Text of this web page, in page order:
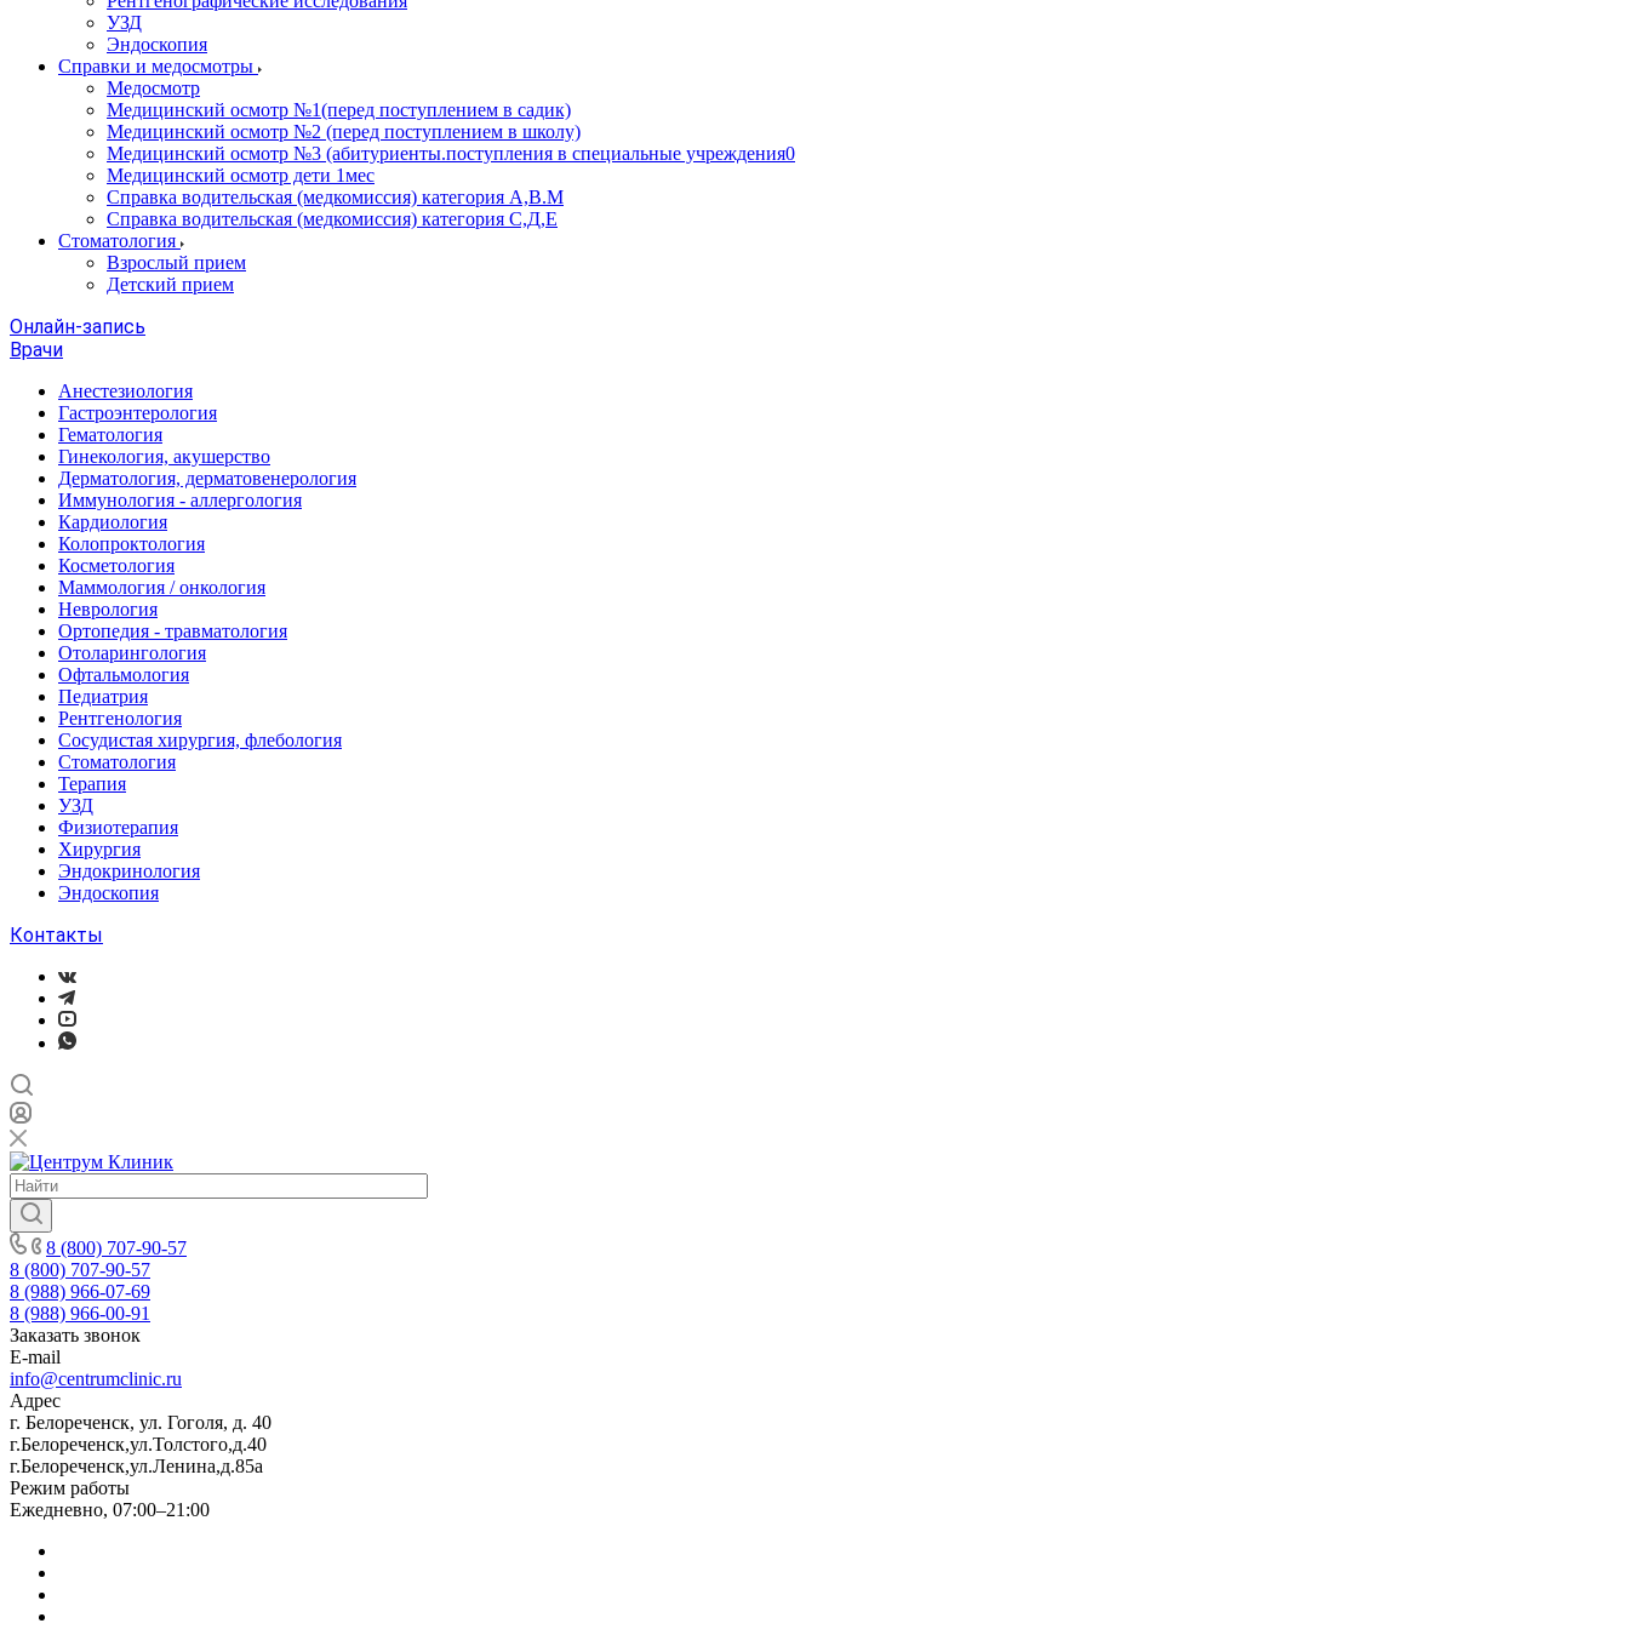
УЗД
Эндоскопия
Справки и медосмотры
Медосмотр
Медицинский осмотр №1(перед поступлением в садик)
Медицинский осмотр №2 (перед поступлением в школу)
Медицинский осмотр №3 (абитуриенты.поступления в специальные учреждения0
Медицинский осмотр дети 1мес
Справка водительская (медкомиссия) категория А,В.М
Справка водительская (медкомиссия) категория С,Д,Е
Стоматология
Взрослый прием
Детский прием
Онлайн-запись
Врачи
Анестезиология
Гастроэнтерология
Гематология
Гинекология, акушерство
Дерматология, дерматовенерология
Иммунология - аллергология
Кардиология
Колопроктология
Косметология
Маммология / онкология
Неврология
Ортопедия - травматология
Отоларингология
Офтальмология
Педиатрия
Рентгенология
Сосудистая хирургия, флебология
Стоматология
Терапия
УЗД
Физиотерапия
Хирургия
Эндокринология
Эндоскопия
Контакты
8 (800) 707-90-57
8 (800) 707-90-57
8 (988) 966-07-69
8 (988) 966-00-91
Заказать звонок
E-mail
info@centrumclinic.ru
Адрес
г. Белореченск, ул. Гоголя, д. 40
г.Белореченск,ул.Толстого,д.40
г.Белореченск,ул.Ленина,д.85а
Режим работы
Ежедневно, 07:00–21:00